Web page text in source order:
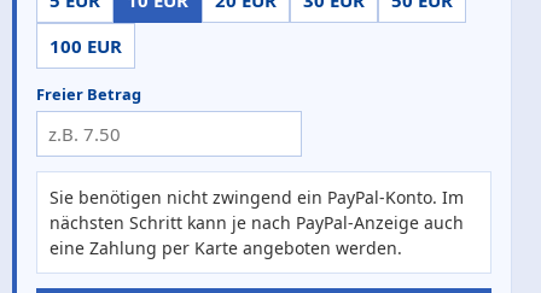
100 EUR
Freier Betrag
Sie benötigen nicht zwingend ein PayPal-Konto. Im
nächsten Schritt kann je nach PayPal-Anzeige auch
eine Zahlung per Karte angeboten werden.